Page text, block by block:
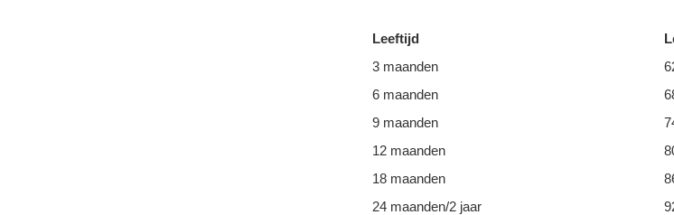
Leeftijd
3 maanden
6 maanden
9 maanden
12 maanden
18 maanden
24 maanden/2 jaar